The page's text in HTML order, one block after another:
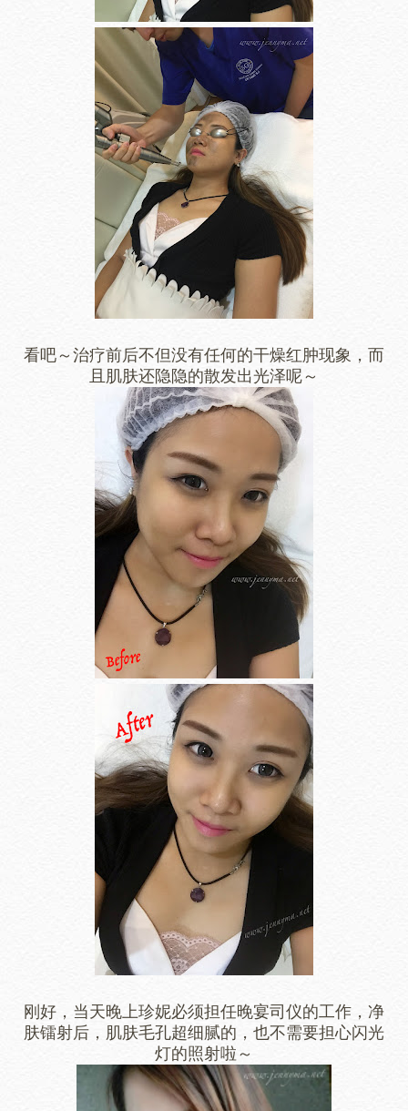
看吧～治疗前后不但没有任何的干燥红肿现象，而
且肌肤还隐隐的散发出光泽呢～
刚好，当天晚上珍妮必须担任晚宴司仪的工作，净
肤镭射后，肌肤毛孔超细腻的，也不需要担心闪光
灯的照射啦～